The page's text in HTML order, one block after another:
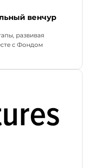
венчур
развивая
с Фондом